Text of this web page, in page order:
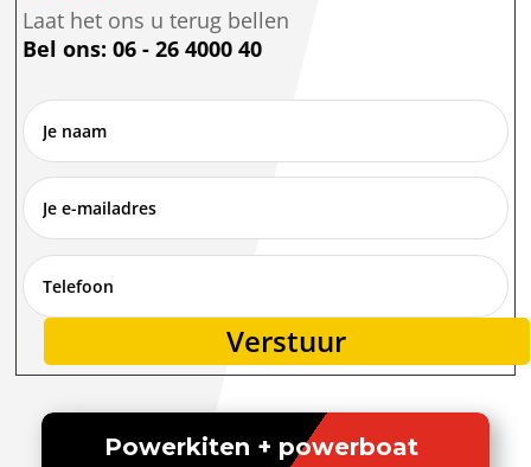
Laat het ons u terug bellen
Bel ons: 06 - 26 4000 40
Verstuur
Alternative:
Powerkiten + powerboat